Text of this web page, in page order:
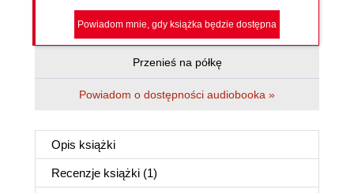
Powiadom mnie, gdy książka będzie dostępna
Przenieś na półkę
Powiadom o dostępności audiobooka »
Opis książki
Recenzje książki (1)